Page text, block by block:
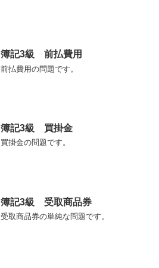
簿記3級 前払費用
前払費用の問題です。
簿記3級 買掛金
買掛金の問題です。
簿記3級 受取商品券
受取商品券の単純な問題です。